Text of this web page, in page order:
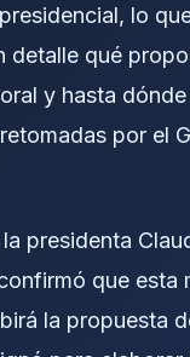
lo
detalle qué
y hasta dónde
por el
presidenta
que esta
la propuesta